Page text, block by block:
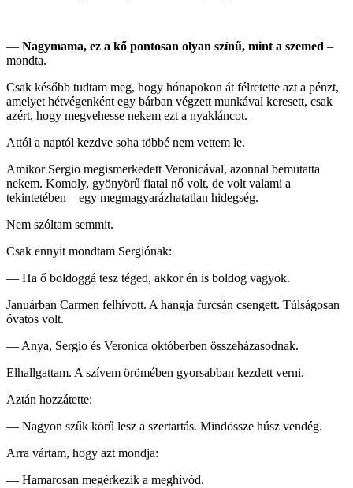
— Nagymama, ez a kő pontosan olyan színű, mint a szemed –
mondta.
Csak később tudtam meg, hogy hónapokon át félretette azt a pénzt,
amelyet hétvégenként egy bárban végzett munkával keresett, csak
azért, hogy megvehesse nekem ezt a nyakláncot.
Attól a naptól kezdve soha többé nem vettem le.
Amikor Sergio megismerkedett Veronicával, azonnal bemutatta
nekem. Komoly, gyönyörű fiatal nő volt, de volt valami a
tekintetében – egy megmagyarázhatatlan hidegség.
Nem szóltam semmit.
Csak ennyit mondtam Sergiónak:
— Ha ő boldoggá tesz téged, akkor én is boldog vagyok.
Januárban Carmen felhívott. A hangja furcsán csengett. Túlságosan
óvatos volt.
— Anya, Sergio és Veronica októberben összeházasodnak.
Elhallgattam. A szívem örömében gyorsabban kezdett verni.
Aztán hozzátette:
— Nagyon szűk körű lesz a szertartás. Mindössze húsz vendég.
Arra vártam, hogy azt mondja:
— Hamarosan megérkezik a meghívód.